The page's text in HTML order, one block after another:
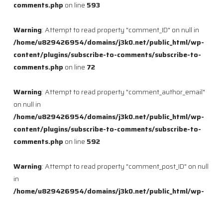
comments.php on line 593
Warning: Attempt to read property "comment_ID" on null in
/home/u829426954/domains/j3k0.net/public_html/wp-
content/plugins/subscribe-to-comments/subscribe-to-
comments.php on line 72
Warning: Attempt to read property "comment_author_email"
on null in
/home/u829426954/domains/j3k0.net/public_html/wp-
content/plugins/subscribe-to-comments/subscribe-to-
comments.php on line 592
Warning: Attempt to read property "comment_post_ID" on null
in
/home/u829426954/domains/j3k0.net/public_html/wp-